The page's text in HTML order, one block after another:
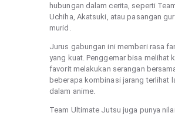
hubungan dalam cerita, seperti
Uchiha, Akatsuki, atau pasangan
murid.
Jurus gabungan ini memberi rasa
yang kuat. Penggemar bisa melihat
favorit melakukan serangan
beberapa kombinasi jarang terlihat
dalam anime.
Team Ultimate Jutsu juga punya